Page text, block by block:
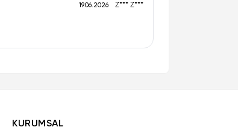
19.06.2026 Z*** Z***
KURUMSAL